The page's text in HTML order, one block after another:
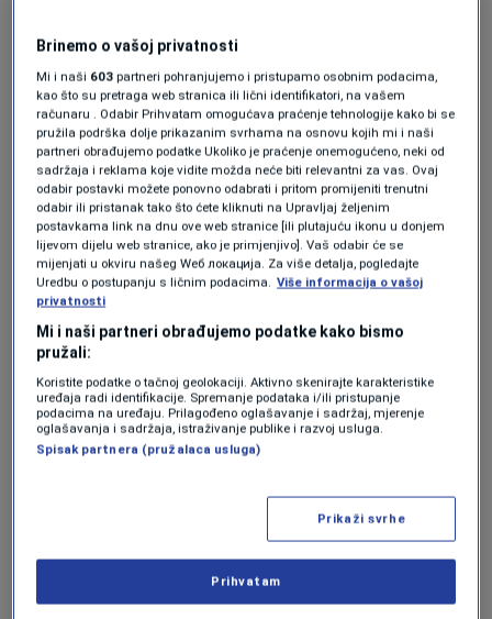
Pozivamo studente novinarstva, ali i drugih
društvenih fakulteta kao i diplomirane
novinare koji nisu imali prilike da se oprobaju u
novinarskom poslu, da se prijave za učešće u
Ljetnoj novinarskoj radionici N1.
Cilj radionice
Cilj je da naši iskusni novinari pripreme
studente i novinare za rad na televiziji i
digitalnim platformama, da im putem
predavanja i praktičnog rada u newsroomu,
kao i angažmanom na terenu, približe
novinarski i redakcijski posao, upoznaju ih sa
najnovijim trendovima u medijima, tehnikom i
opremom koju svakodnevno koriste, i da ih
upute kako da usavrše svoj talenat za pisanje i
Brinemo o vašoj privatnosti
Mi i naši 603 partneri pohranjujemo i pristupamo osobnim podacima,
kao što su pretraga web stranica ili lični identifikatori, na vašem
računaru . Odabir Prihvatam omogućava praćenje tehnologije kako bi se
pružila podrška dolje prikazanim svrhama na osnovu kojih mi i naši
partneri obrađujemo podatke Ukoliko je praćenje onemogućeno, neki od
sadržaja i reklama koje vidite možda neće biti relevantni za vas. Ovaj
odabir postavki možete ponovno odabrati i pritom promijeniti trenutni
odabir ili pristanak tako što ćete kliknuti na Upravljaj željenim
postavkama link na dnu ove web stranice [ili plutajuću ikonu u donjem
lijevom dijelu web stranice, ako je primjenjivo]. Vaš odabir će se
mijenjati u okviru našeg Wеб локација. Za više detalja, pogledajte
Uredbu o postupanju s ličnim podacima. Više informacija o vašoj
privatnosti
Mi i naši partneri obrađujemo podatke kako bismo
pružali:
Koristite podatke o tačnoj geolokaciji. Aktivno skenirajte karakteristike
uređaja radi identifikacije. Spremanje podataka i/ili pristupanje
podacima na uređaju. Prilagođeno oglašavanje i sadržaj, mjerenje
oglašavanja i sadržaja, istraživanje publike i razvoj usluga.
Spisak partnera (pružalaca usluga)
Prikaži svrhe
Prihvatam